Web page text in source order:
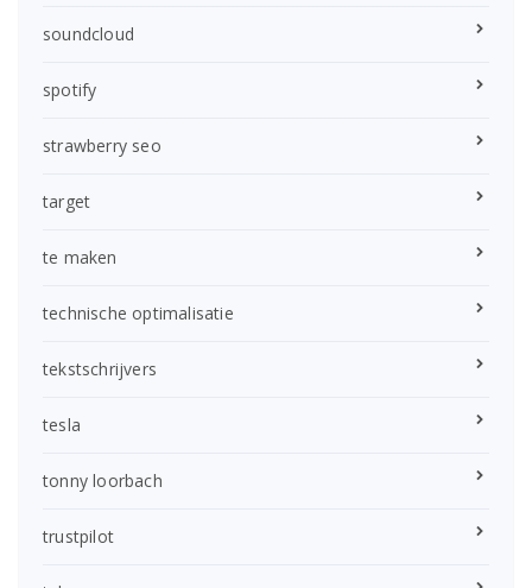
soundcloud
spotify
strawberry seo
target
te maken
technische optimalisatie
tekstschrijvers
tesla
tonny loorbach
trustpilot